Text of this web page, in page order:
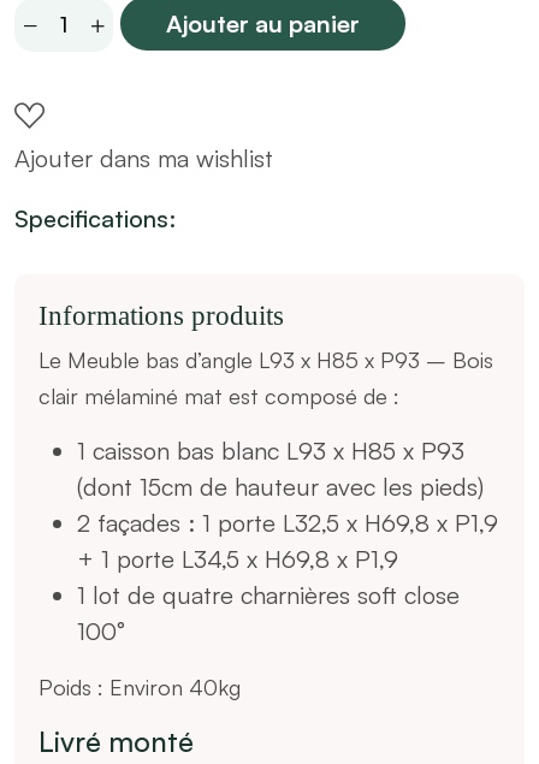
Meuble
L93
x
x
clair
mélaminé
meuble
livré
monté
quantity
Ajouter au panier
Ajouter dans ma wishlist
Specifications:
Informations produits
Le Meuble bas d’angle L93 x H85 x P93 – Bois
clair mélaminé mat est composé de :
1 caisson bas blanc L93 x H85 x P93
(dont 15cm de hauteur avec les pieds)
2 façades : 1 porte L32,5 x H69,8 x P1,9
+ 1 porte L34,5 x H69,8 x P1,9
1 lot de quatre charnières soft close
100°
Poids : Environ 40kg
Livré monté